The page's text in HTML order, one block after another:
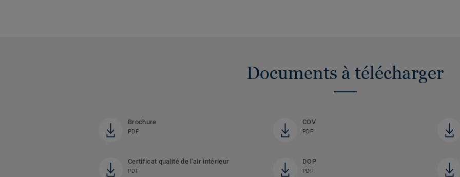
Documents à télécharger
Brochure
PDF
COV
PDF
Certificat qualité de l'air intérieur
PDF
DOP
PDF